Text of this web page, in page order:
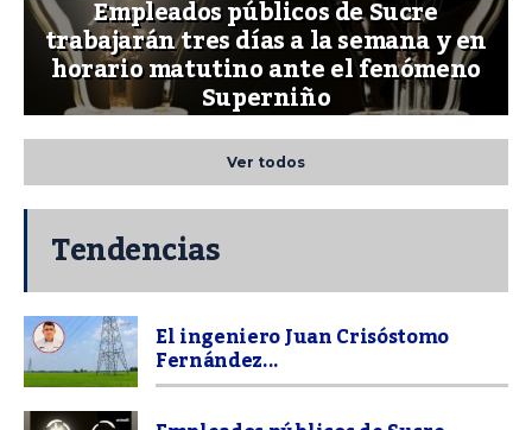
Empleados públicos de Sucre
trabajarán tres días a la semana y en
horario matutino ante el fenómeno
Superniño
Ver todos
Tendencias
El ingeniero Juan Crisóstomo
Fernández...